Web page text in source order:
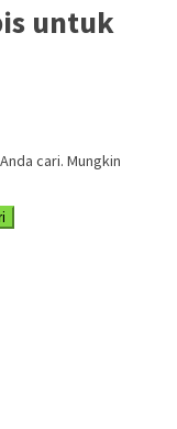
untuk
cari. Mungkin